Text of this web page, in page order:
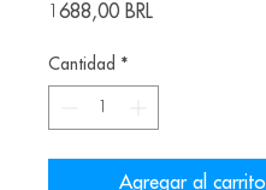
1688,00 BRL
Cantidad *
Agregar al carrito